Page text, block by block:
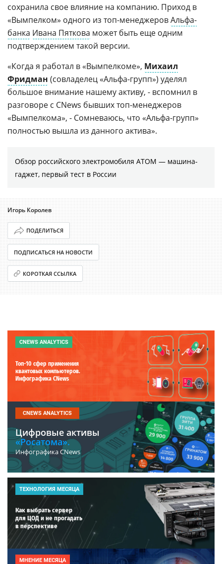
сохранила свое влияние на компанию. Приход в
«Вымпелком» одного из топ-менеджеровАльфа-
банка Ивана Пяткова может быть еще одним
подтверждением такой версии.
«Когда я работал в «Вымпелкоме», Михаил
Фридман (совладелец «Альфа-групп») уделял
большое внимание нашему активу, - вспомнил в
разговоре с CNews бывших топ-менеджеров
«Вымпелкома», - Сомневаюсь, что «Альфа-групп»
полностью вышла из данного актива».
Обзор российского электромобиля АТОМ — машина-
гаджет, первый тест в России
Игорь Королев
ПОДЕЛИТЬСЯ
ПОДПИСАТЬСЯ НА НОВОСТИ
КОРОТКАЯ ССЫЛКА
CNEWS ANALYTICS
Топ-10 сфер применения
квантовых компьютеров.
Инфографика CNews
CNEWS ANALYTICS
Цифровые активы
«Росатома».
Инфографика CNews
ТЕХНОЛОГИЯ МЕСЯЦА
Как выбрать сервер
для ЦОД и не прогадать
в перспективе
МНЕНИЕ МЕСЯЦА